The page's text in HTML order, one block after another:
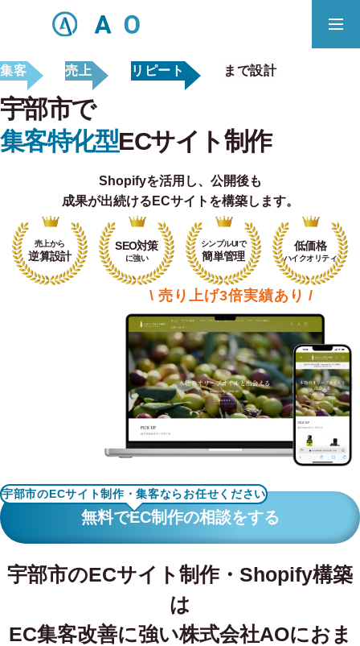
事業内容 無料相談
ECサイト制作対応エリア
あっ！と おどろく、みらいをつくる。
SERVICE
事業概要
RECRUIT
BLOG
集客 売上 リピート まで設計
宇部市で
集客特化型ECサイト制作
Shopifyを活用し、 公開後も
成果が出続けるECサイトを構築します。
売上から
逆算設計
SEO対策
に強い
シンプルUIで
簡単管理
低価格
ハイクオリティ
\ 売り上げ3倍実績あり /
宇部市のECサイト制作・集客ならお任せください
無料でEC制作の相談をする
宇部市のECサイト制作・Shopify構築
は
EC集客改善に強い株式会社AOにおま